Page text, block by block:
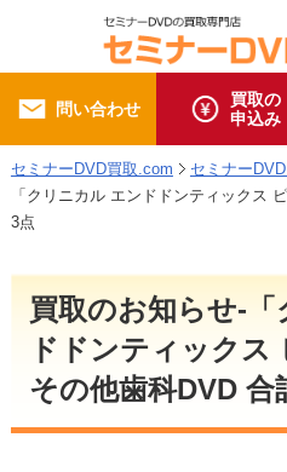
問い合わせ
買取の
申込み
セミナーDVD買取.com セミナー
「クリニカル エンドドンティックス
3点
買取のお知らせ-
ドドンティックス
その他歯科DVD 合